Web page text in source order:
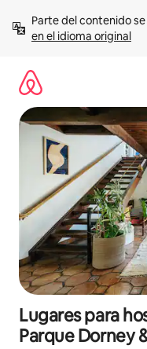
contenido
Parte del contenido
en el idioma original
Lugares para
Parque Dorney